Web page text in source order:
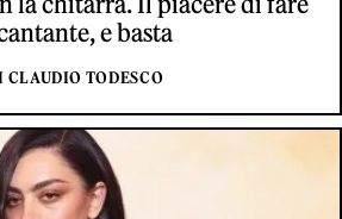
e basta
CLAUDIO TODESCO